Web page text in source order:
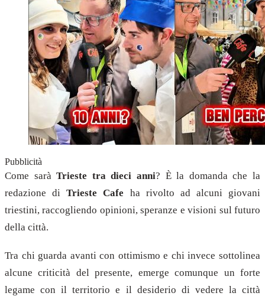
Pubblicità
Come saràTrieste tra dieci anni? È la domanda che la
redazione diTrieste Cafe ha rivolto ad alcuni giovani
triestini, raccogliendo opinioni, speranze e visioni sul futuro
della città.
Tra chi guarda avanti con ottimismo e chi invece sottolinea
alcune criticità del presente, emerge comunque un forte
legame con il territorio e il desiderio di vedere la città